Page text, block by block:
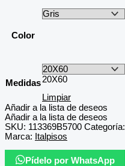
Color
Medidas20X60
Limpiar
Añadir a la lista de deseos
Añadir a la lista de deseos
SKU: 113369B5700 Categoría:
Marca: Italpisos
Pídelo por WhatsApp